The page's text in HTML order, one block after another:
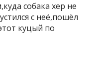
собака хер не
с неё,пошёл
куцый по